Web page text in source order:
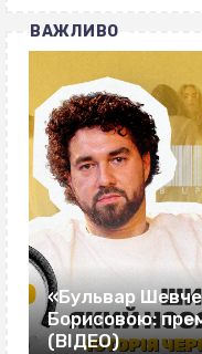
ВАЖЛИВО
«Бульвар
Борисовою:
(ВІДЕО)